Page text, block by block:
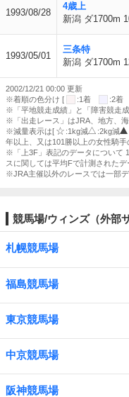
1993/08/28
4歳上
新潟 ダ1700m
1993/05/01
三条特
新潟 ダ1700m
2002/12/21 00:00 更新
※着順の色分け [
:1着 :2着
※「平地競走成績」と「障害競走
※「出走レース」はJRA、地方、
※減量表示は[
:1kg減 :2kg減
年以上、又は101勝以上の女性騎手
※「上3F」表記のデータについて
スに関しては平均Fで計測されたデ
※JRA主催以外のレースでは一部デ
競馬場/ウィンズ（外部
札幌競馬場
福島競馬場
東京競馬場
中京競馬場
阪神競馬場